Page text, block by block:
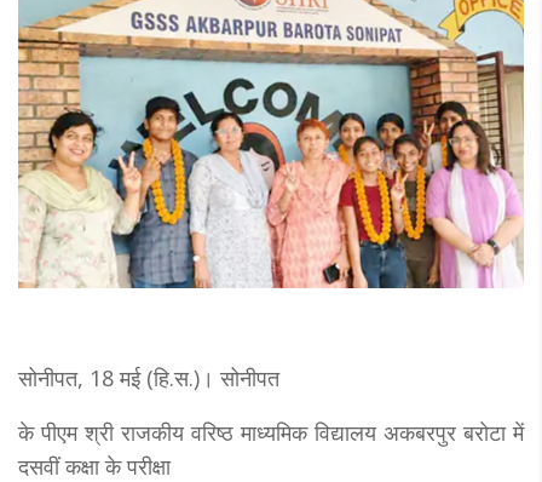
सोनीपत, 18 मई (हि.स.)। सोनीपत
के पीएम श्री राजकीय वरिष्ठ माध्यमिक विद्यालय अकबरपुर बरोटा में
दसवीं कक्षा के परीक्षा